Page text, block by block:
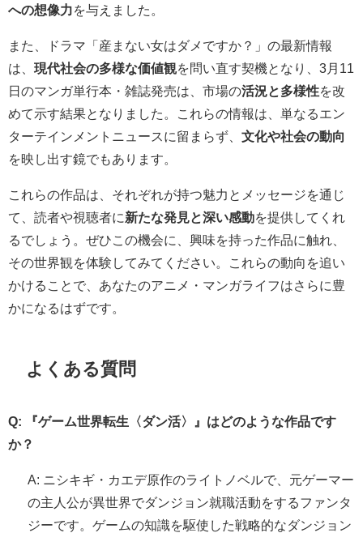
への想像力を与えました。
また、ドラマ「産まない女はダメですか？」の最新情報
は、 現代社会の多様な価値観を問い直す契機となり、3月11
日のマンガ単行本・雑誌発売は、市場の活況と多様性を改
めて示す結果となりました。これらの情報は、単なるエン
ターテインメントニュースに留まらず、 文化や社会の動向
を映し出す鏡でもあります。
これらの作品は、それぞれが持つ魅力とメッセージを通じ
て、読者や視聴者に新たな発見と深い感動を提供してくれ
るでしょう。ぜひこの機会に、興味を持った作品に触れ、
その世界観を体験してみてください。これらの動向を追い
かけることで、あなたのアニメ・マンガライフはさらに豊
かになるはずです。
よくある質問
Q: 『ゲーム世界転生〈ダン活〉』はどのような作品です
か？
A: ニシキギ・カエデ原作のライトノベルで、元ゲーマー
の主人公が異世界でダンジョン就職活動をするファンタ
ジーです。ゲームの知識を駆使した戦略的なダンジョン